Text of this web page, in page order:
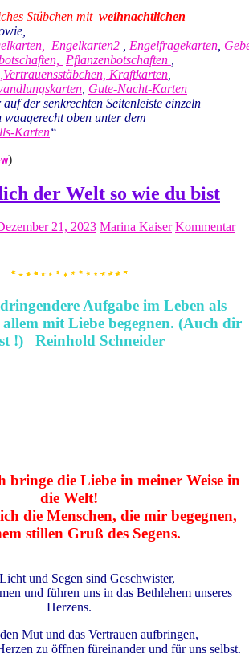
Stübchen mit weihnachtlichen
Engelkarten2 Engelfragekarten
Pflanzenbotschaften
Vertrauensstäbchen, Kraftkarten
Gute-Nacht-Karten
der senkrechten Seitenleiste einzeln
oben unter dem
Karten“
)
der Welt so wie du bist
21, 2023 Marina Kaiser Kommentar
Aufgabe im Leben als
mit Liebe begegnen. (Auch dir
!) Reinhold Schneider
bringe die Liebe in meiner Weise in
die Welt!
die Menschen, die mir begegnen,
stillen Gruß des Segens.
und Segen sind Geschwister,
und führen uns in das Bethlehem unseres
Herzens.
Mut und das Vertrauen aufbringen,
zu öffnen füreinander und für uns selbst.